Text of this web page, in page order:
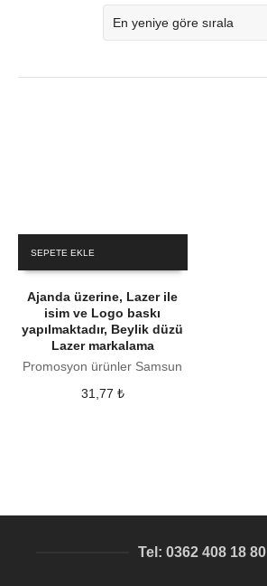
SEPETE EKLE
Ajanda üzerine, Lazer ile
isim ve Logo baskı
yapılmaktadır, Beylik düzü
Lazer markalama
Promosyon ürünler Samsun
31,77 ₺
Tel: 0362 408 18 80